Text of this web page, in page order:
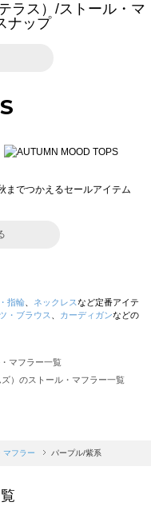
ラス）/ストール・マ
ナップ
指輪 ネックレスなど定番アイテ
・ブラウス カーディガンなどの
マフラー一覧
）のストール・マフラー一覧
ストール・マフラー一覧
マフラー パープル/紫系